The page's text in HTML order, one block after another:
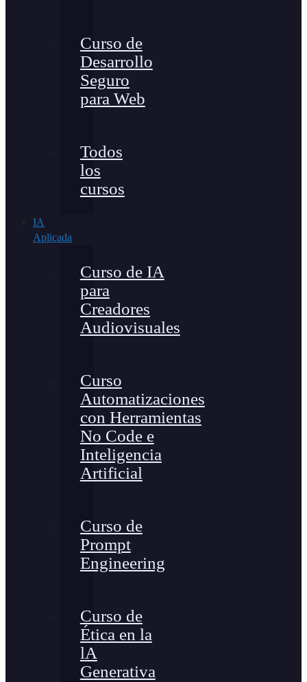
Curso de
Desarrollo
Seguro
para Web
Todos
los
cursos
IA
Aplicada
Curso de IA
para
Creadores
Audiovisuales
Curso
Automatizaciones
con Herramientas
No Code e
Inteligencia
Artificial
Curso de
Prompt
Engineering
Curso de
Ética en la
lA
Generativa